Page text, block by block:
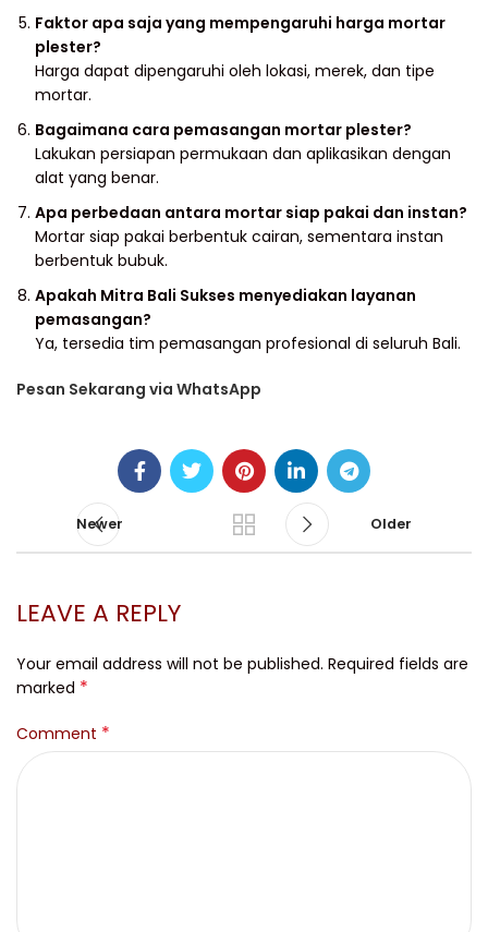
Faktor apa saja yang mempengaruhi harga mortar
plester?
Harga dapat dipengaruhi oleh lokasi, merek, dan tipe
mortar.
Bagaimana cara pemasangan mortar plester?
Lakukan persiapan permukaan dan aplikasikan dengan
alat yang benar.
Apa perbedaan antara mortar siap pakai dan instan?
Mortar siap pakai berbentuk cairan, sementara instan
berbentuk bubuk.
Apakah Mitra Bali Sukses menyediakan layanan
pemasangan?
Ya, tersedia tim pemasangan profesional di seluruh Bali.
Pesan Sekarang via WhatsApp
Newer Older
LEAVE A REPLY
Your email address will not be published. Required fields are
marked *
Comment *